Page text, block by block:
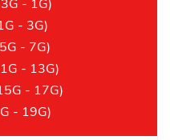
- 1G)
- 3G)
- 7G)
- 13G)
- 17G)
- 19G)